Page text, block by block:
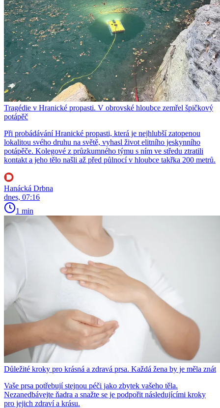
Tragédie v Hranické propasti. V obrovské hloubce zemřel špičkový
potápěč
Při probádávání Hranické propasti, která je nejhlubší zatopenou
lokalitou svého druhu na světě, vyhasl život elitního jeskynního
potápěče. Kolegové z průzkumného týmu s ním ve středu ztratili
kontakt a jeho tělo našli až před půlnocí v hloubce takřka 200 metrů.
Hanácká Drbna
dnes, 07:16
1 min
Důležité kroky pro krásná a zdravá prsa. Každá žena by je měla znát
Vaše prsa potřebují stejnou péči jako zbytek vašeho těla.
Nezanedbávejte ňadra a snažte se je podpořit následujícími kroky
pro jejich zdraví a krásu.